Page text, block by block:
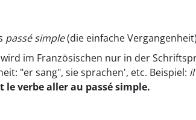
passé simple(die einfache Vergangenheit)
im Französischen nur in der
"er sang", sie sprachen', etc. Beispiel:
le verbe aller au passé simple.